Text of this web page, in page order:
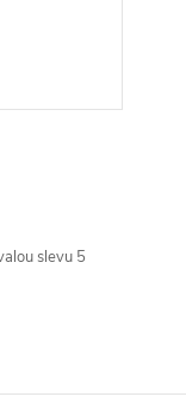
slevu 5